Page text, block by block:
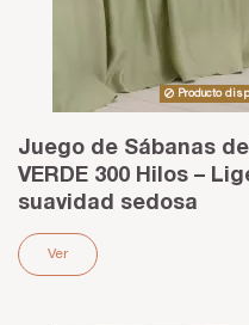
Producto
Juego de Sábanas
VERDE 300 Hilos –
suavidad sedosa
Ver